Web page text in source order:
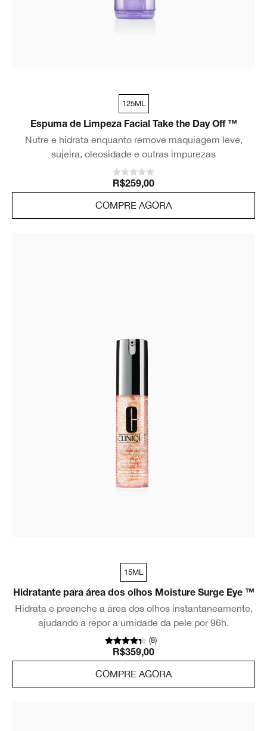
125ML
Espuma de Limpeza Facial Take the Day Off ™
Nutre e hidrata enquanto remove maquiagem leve,
sujeira, oleosidade e outras impurezas
R$259,00
COMPRE AGORA
15ML
Hidratante para área dos olhos Moisture Surge Eye ™
Hidrata e preenche a área dos olhos instantaneamente,
ajudando a repor a umidade da pele por 96h.
(8)
R$359,00
COMPRE AGORA